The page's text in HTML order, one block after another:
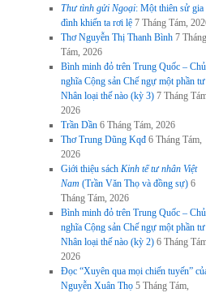
Thư tình gửi Ngoại: Một thiên sử gia
đình khiến ta rơi lệ 7 Tháng Tám,
Thơ Nguyễn Thị Thanh Bình 7 Tháng
Tám, 2026
Bình minh đỏ trên Trung Quốc – Chủ
nghĩa Cộng sản Chế ngự một phần tư
Nhân loại thế nào (kỳ 3) 7 Tháng
2026
Trần Dần 6 Tháng Tám, 2026
Thơ Trung Dũng Kqđ 6 Tháng Tám,
2026
Giới thiệu sách Kinh tế tư nhân Việt
Nam (Trần Văn Thọ và đồng sự) 6
Tháng Tám, 2026
Bình minh đỏ trên Trung Quốc – Chủ
nghĩa Cộng sản Chế ngự một phần tư
Nhân loại thế nào (kỳ 2) 6 Tháng
2026
Đọc “Xuyên qua mọi chiến tuyến”
Nguyễn Xuân Thọ 5 Tháng Tám,